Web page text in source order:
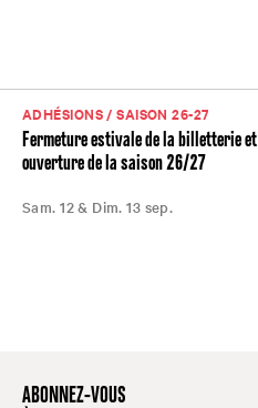
ADHÉSIONS / SAISON 26-27
Fermeture estivale de la billetterie et
ouverture de la saison 26/27
Sam. 12 & Dim. 13 sep.
ABONNEZ-VOUS